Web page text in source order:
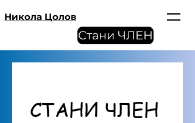
Никола Цолов
Стани ЧЛЕН
СТАНИ ЧЛЕН